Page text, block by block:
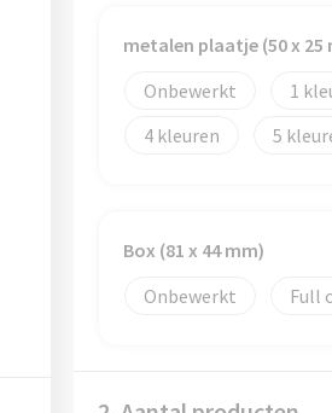
metalen plaatje (50 x 25
Onbewerkt
1
4
5
Box (81 x 44 mm)
Onbewerkt
Full